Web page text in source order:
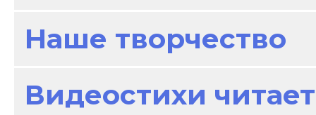
Наше творчество
Видеостихи